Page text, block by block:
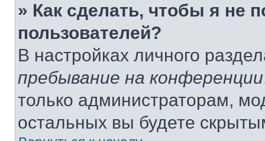
» Как сделать, чтобы я не
пользователей?
В настройках личного
пребывание на конференции
только администраторам,
остальных вы будете